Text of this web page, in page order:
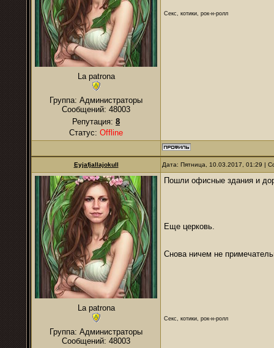
La patrona
Группа: Администраторы
Сообщений: 48003
Репутация: 8
Статус: Offline
Секс, котики, рок-н-ролл
Eyjafjallajokull Дата: Пятница, 10.03.2017, 01:29 |
La patrona
Группа: Администраторы
Сообщений: 48003
Пошли офисные здания и
Еще церковь.
Снова ничем не
Секс, котики, рок-н-ролл